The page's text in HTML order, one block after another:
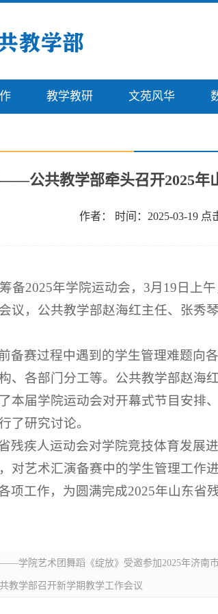
教学教研 文苑风华
公共教学部牵头召开2025年
作者： 时间：2025-03-19 点
备2025年学院运动会，3月19日上
议，公共教学部赵海红主任、张
备赛过程中遇到的学生管理难题向
、各部门分工等。公共教学部赵
本届学院运动会对开幕式节目安
了研究讨论。
残疾人运动会对学院竞技体育发展
艺术汇演备赛中的学生管理工作进
项工作，为圆满完成2025年山东省
学院艺术团舞蹈《绽放》受邀参加2025年济南
教学部召开新学期教学工作会议